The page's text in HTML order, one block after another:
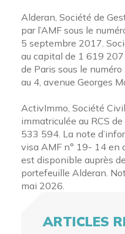
Alderan, Société de
par l’AMF sous le
5 septembre 2017.
au capital de 1 619 207
de Paris sous le
au 4, avenue Georges
ActivImmo, Société
immatriculée au RCS
533 594. La note
visa AMF n° 19- 14 en
est disponible auprès
portefeuille Alderan.
mai 2026.
ARTICLES